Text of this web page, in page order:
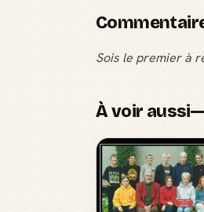
Sois le premier à
À voir aussi